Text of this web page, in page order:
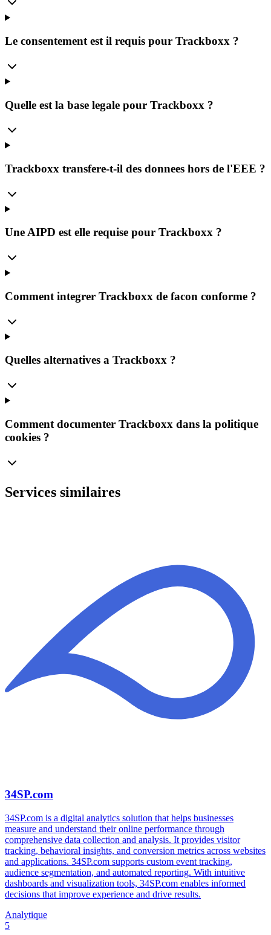
Le consentement est il requis pour Trackboxx ?
Quelle est la base legale pour Trackboxx ?
Trackboxx transfere-t-il des donnees hors de l'EEE ?
Une AIPD est elle requise pour Trackboxx ?
Comment integrer Trackboxx de facon conforme ?
Quelles alternatives a Trackboxx ?
Comment documenter Trackboxx dans la politique
cookies ?
Services similaires
34SP.com
34SP.com is a digital analytics solution that helps businesses
measure and understand their online performance through
comprehensive data collection and analysis. It provides visitor
tracking, behavioral insights, and conversion metrics across websites
and applications. 34SP.com supports custom event tracking,
audience segmentation, and automated reporting. With intuitive
dashboards and visualization tools, 34SP.com enables informed
decisions that improve experience and drive results.
Analytique
5